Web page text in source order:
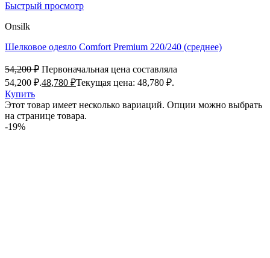
Быстрый просмотр
Onsilk
Шелковое одеяло Comfort Premium 220/240 (среднее)
54,200₽ Первоначальная цена составляла
54,200 ₽.48,780 ₽Текущая цена: 48,780 ₽.
Купить
Этот товар имеет несколько вариаций. Опции можно выбрать
на странице товара.
-19%